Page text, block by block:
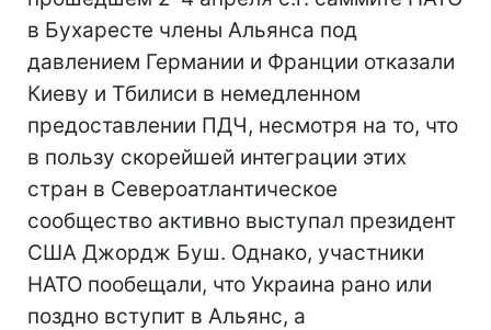
в Бухаресте члены Альянса под
давлением Германии и Франции отказали
Киеву и Тбилиси в немедленном
предоставлении ПДЧ, несмотря на то, что
в пользу скорейшей интеграции этих
стран в Североатлантическое
сообщество активно выступал президент
США Джордж Буш. Однако, участники
НАТО пообещали, что Украина рано или
поздно вступит в Альянс, а